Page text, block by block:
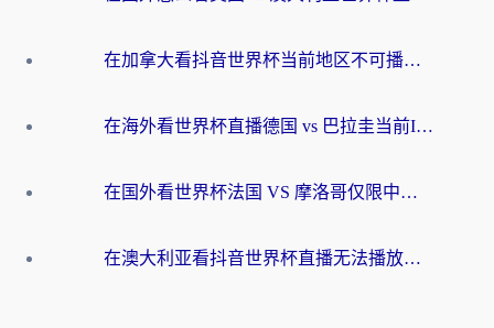
在加拿大看抖音世界杯当前地区不可播放？海外党体育观赛终极指南
在海外看世界杯直播德国 vs 巴拉圭当前IP受限制？这篇指南帮你轻松解决地区限制
在国外看世界杯法国 VS 摩洛哥仅限中国大陆？别让地域限制拦下你的欢呼
在澳大利亚看抖音世界杯直播无法播放？海外党体育观赛终极指南来了！